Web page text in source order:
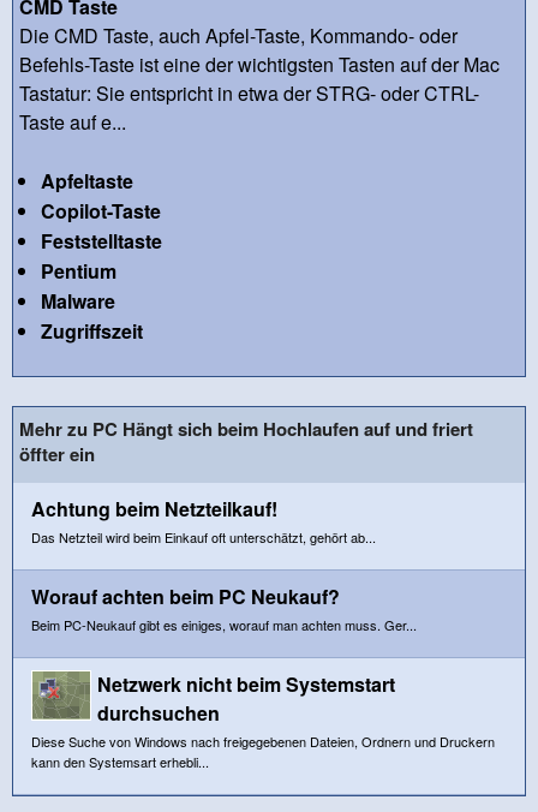
CMD Taste
Die CMD Taste, auch Apfel-Taste, Kommando- oder
Befehls-Taste ist eine der wichtigsten Tasten auf der Mac
Tastatur: Sie entspricht in etwa der STRG- oder CTRL-
Taste auf e...
Apfeltaste
Copilot-Taste
Feststelltaste
Pentium
Malware
Zugriffszeit
Mehr zu PC Hängt sich beim Hochlaufen auf und friert
öffter ein
Achtung beim Netzteilkauf!
Das Netzteil wird beim Einkauf oft unterschätzt, gehört ab...
Worauf achten beim PC Neukauf?
Beim PC-Neukauf gibt es einiges, worauf man achten muss. Ger...
Netzwerk nicht beim Systemstart
durchsuchen
Diese Suche von Windows nach freigegebenen Dateien, Ordnern und Druckern
kann den Systemsart erhebli...